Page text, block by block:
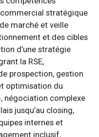
stratégique
marché et veille
et des cibles
d’une stratégie
la RSE,
prospection, gestion
optimisation du
négociation complexe
jusqu’au closing,
internes et
inclusif,